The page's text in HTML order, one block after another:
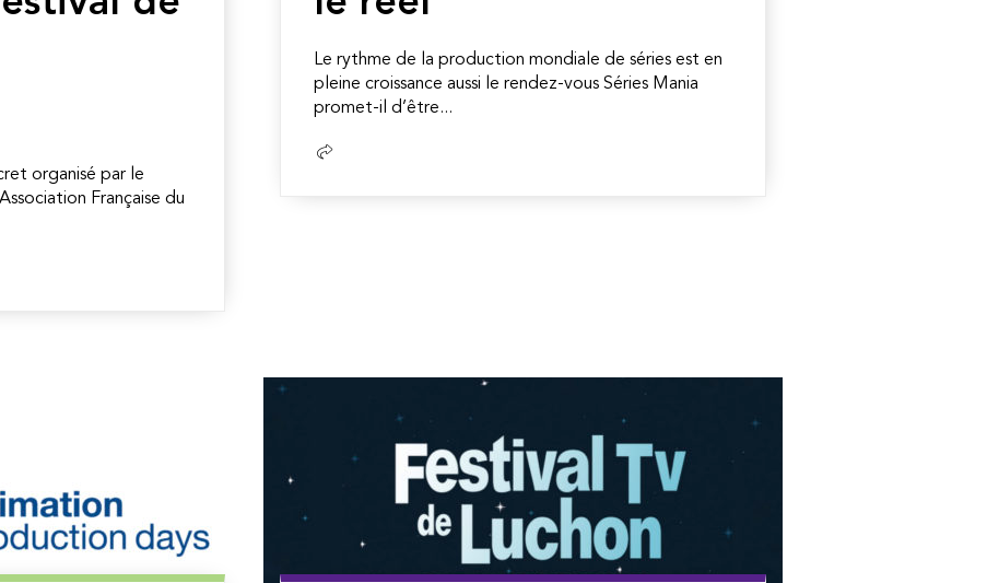
organisé par le
Française du
Le rythme de la production mondiale de séries est en
pleine croissance aussi le rendez-vous Séries Mania
promet-il d’être...
Lire